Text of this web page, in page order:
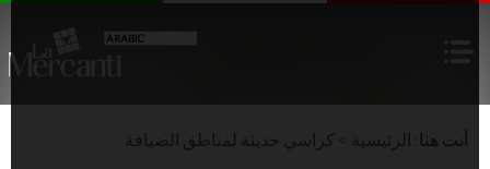
أنت هنا: الرئيسية كراسي حديثة لمناطق الضيافة